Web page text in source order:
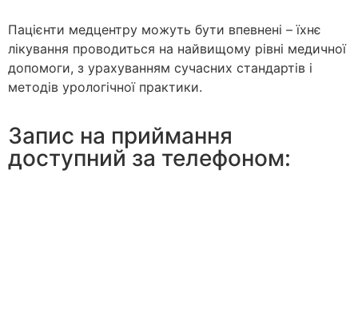
Пацієнти медцентру можуть бути впевнені – їхнє
лікування проводиться на найвищому рівні медичної
допомоги, з урахуванням сучасних стандартів і
методів урологічної практики.
Запис на приймання
доступний за телефоном: